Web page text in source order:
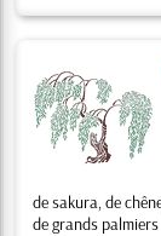
de sakura, de
de grands